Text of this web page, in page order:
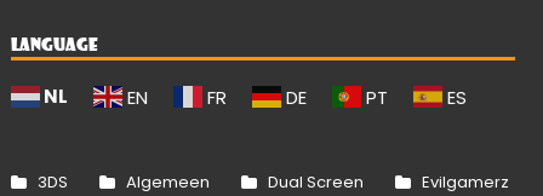
LANGUAGE
NL EN FR DE PT ES
3DS Algemeen Dual Screen Evilgamerz